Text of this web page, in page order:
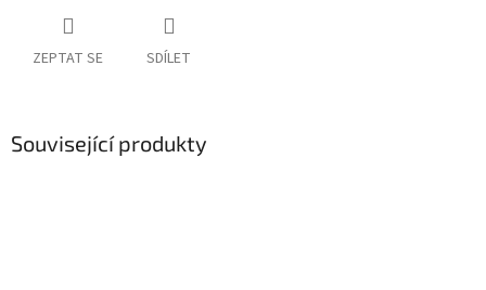
ZEPTAT SE SDÍLET
Související produkty